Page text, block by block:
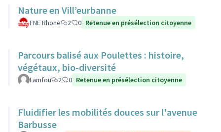
Nature en Vill’eurbanne
FNE Rhone 2 0 Retenue en présélection citoyenne
Parcours balisé aux Poulettes : histoire,
végétaux, bio-diversité
Lamfou 2 0 Retenue en présélection citoyenne
Fluidifier les mobilités douces sur l'avenue
Barbusse